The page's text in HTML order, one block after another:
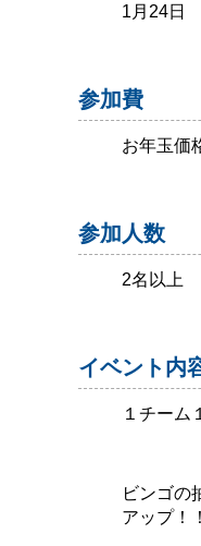
1月24日
参加費
お年玉価
参加人数
2名以上
イベント内
１チーム
ビンゴの
アップ！